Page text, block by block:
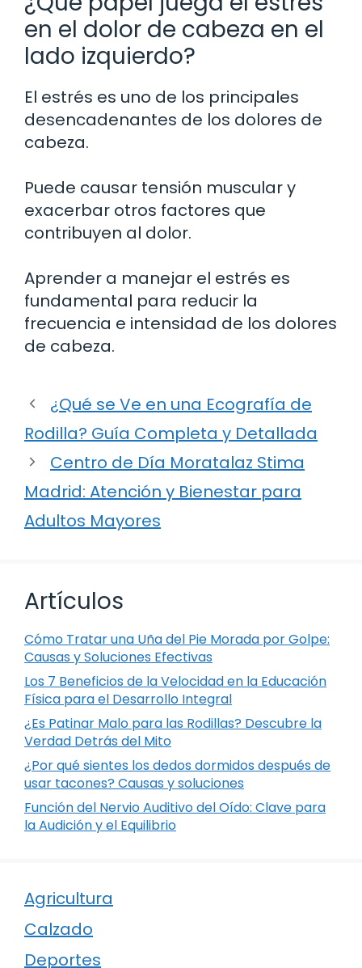
en el dolor de cabeza en el
lado izquierdo?
El estrés es uno de los principales
desencadenantes de los dolores de
cabeza.
Puede causar tensión muscular y
exacerbar otros factores que
contribuyen al dolor.
Aprender a manejar el estrés es
fundamental para reducir la
frecuencia e intensidad de los dolores
de cabeza.
¿Qué se Ve en una Ecografía de
Rodilla? Guía Completa y Detallada
Centro de Día Moratalaz Stima
Madrid: Atención y Bienestar para
Adultos Mayores
Artículos
Cómo Tratar una Uña del Pie Morada por Golpe:
Causas y Soluciones Efectivas
Los 7 Beneficios de la Velocidad en la Educación
Física para el Desarrollo Integral
¿Es Patinar Malo para las Rodillas? Descubre la
Verdad Detrás del Mito
¿Por qué sientes los dedos dormidos después de
usar tacones? Causas y soluciones
Función del Nervio Auditivo del Oído: Clave para
la Audición y el Equilibrio
Agricultura
Calzado
Deportes